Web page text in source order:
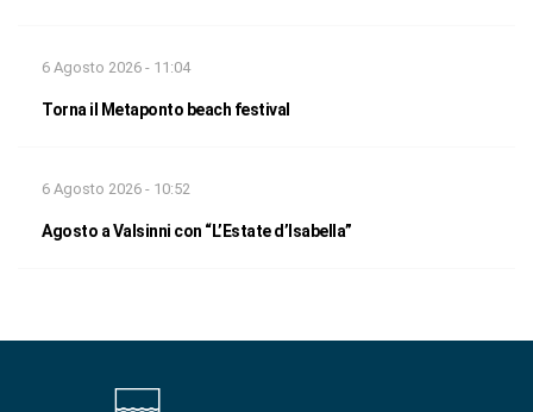
6 Agosto 2026 - 11:04
Torna il Metaponto beach festival
6 Agosto 2026 - 10:52
Agosto a Valsinni con “L’Estate d’Isabella”